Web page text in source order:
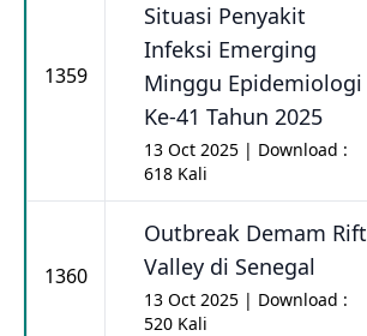
1359
Situasi Penyakit
Infeksi Emerging
Minggu Epidemiologi
Ke-41 Tahun 2025
13 Oct 2025 | Download :
618 Kali
1360
Outbreak Demam Rift
Valley di Senegal
13 Oct 2025 | Download :
520 Kali